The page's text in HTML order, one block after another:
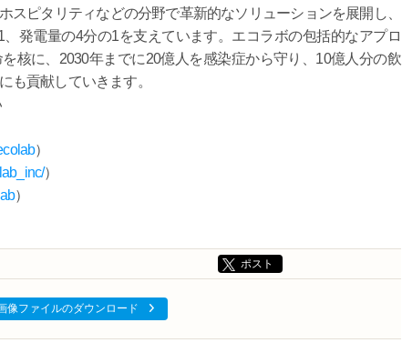
スピタリティなどの分野で革新的なソリューションを展開し、
発電量の4分の1を支えています。エコラボの包括的なアプロ
核に、2030年までに20億人を感染症から守り、10億人分の飲
も貢献していきます。
）
）
）
ポスト
像ファイルのダウンロード